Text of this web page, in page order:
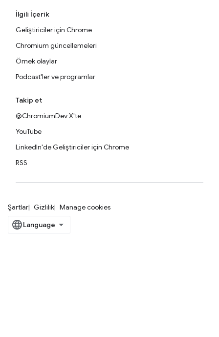
İlgili İçerik
Geliştiriciler için Chrome
Chromium güncellemeleri
Örnek olaylar
Podcast'ler ve programlar
Takip et
@ChromiumDev X'te
YouTube
LinkedIn'de Geliştiriciler için Chrome
RSS
Şartlar Gizlilik Manage cookies